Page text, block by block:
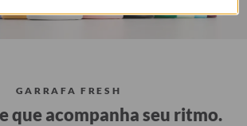
GARRAFA FRESH
que acompanha seu ritmo.